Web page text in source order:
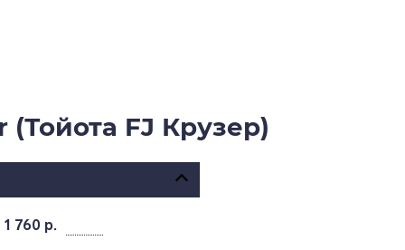
FJ Крузер)
1 760 р.